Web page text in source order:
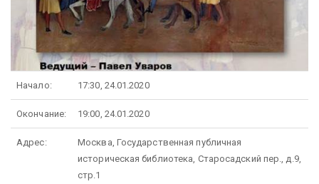
Начало: 17:30, 24.01.2020
Окончание: 19:00, 24.01.2020
Адрес:
Москва, Государственная публичная
историческая библиотека, Старосадский пер., д.9,
стр.1